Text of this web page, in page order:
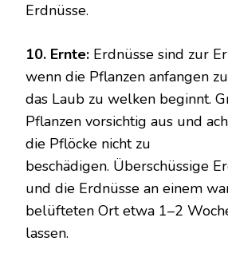
Erdnüsse.
10. Ernte: Erdnüsse sind zur
wenn die Pflanzen anfangen
das Laub zu welken beginnt.
Pflanzen vorsichtig aus und
die Pflöcke nicht zu
beschädigen. Überschüssige
und die Erdnüsse an einem
belüfteten Ort etwa 1–2
lassen.